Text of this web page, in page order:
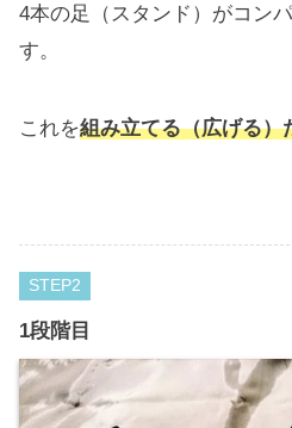
4本の足（スタンド）がコン
す。
これを組み立てる（広げる）
STEP
1段階目